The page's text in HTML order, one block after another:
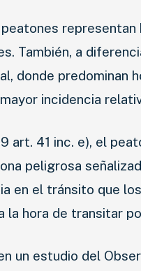
También, a
donde
incidencia
art. 41 inc. e), el
peligrosa
en el tránsito que
la hora de transitar
un estudio del